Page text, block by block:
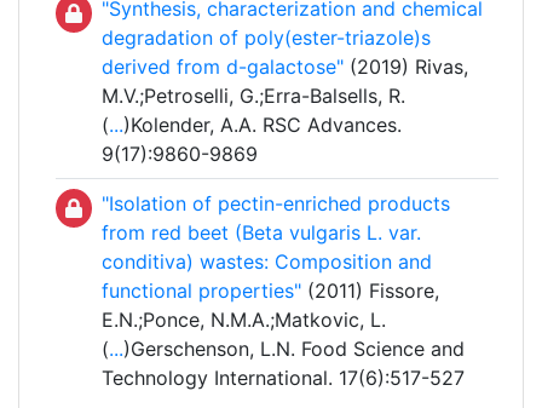
"Synthesis, characterization and chemical
degradation of poly(ester-triazole)s
derived from d-galactose" (2019) Rivas,
M.V.;Petroselli, G.;Erra-Balsells, R.
(...)Kolender, A.A. RSC Advances.
9(17):9860-9869
"Isolation of pectin-enriched products
from red beet (Beta vulgaris L. var.
conditiva) wastes: Composition and
functional properties" (2011) Fissore,
E.N.;Ponce, N.M.A.;Matkovic, L.
(...)Gerschenson, L.N. Food Science and
Technology International. 17(6):517-527